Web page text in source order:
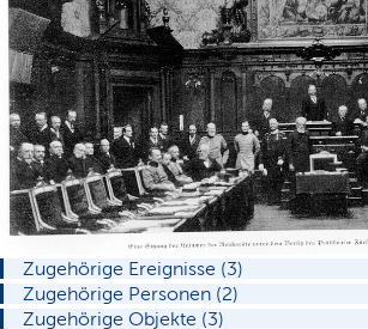
Zugehörige Ereignisse (3)
Zugehörige Personen (2)
Zugehörige Objekte (3)